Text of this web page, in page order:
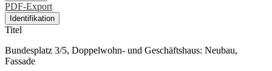
PDF-Export
Identifikation
Titel
Bundesplatz 3/5, Doppelwohn- und Geschäftshaus: Neubau,
Fassade